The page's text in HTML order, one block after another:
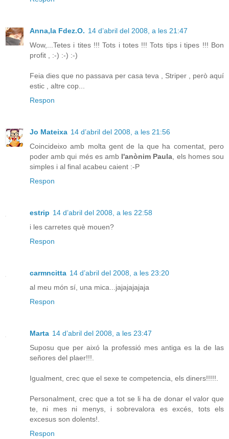
Anna,la Fdez.O. 14 d’abril del 2008, a les 21:47
Wow,...Tetes i tites !!! Tots i totes !!! Tots tips i tipes !!! Bon
profit , :-) :-) :-)
Feia dies que no passava per casa teva , Striper , però aquí
estic , altre cop...
Respon
Jo Mateixa 14 d’abril del 2008, a les 21:56
Coincideixo amb molta gent de la que ha comentat, pero
poder amb qui més es amb l'anònim Paula , els homes sou
simples i al final acabeu caient :-P
Respon
estrip 14 d’abril del 2008, a les 22:58
i les carretes què mouen?
Respon
carmncitta 14 d’abril del 2008, a les 23:20
al meu món sí, una mica...jajajajajaja
Respon
Marta 14 d’abril del 2008, a les 23:47
Suposu que per aixó la professió mes antiga es la de las
señores del plaer!!!.
Igualment, crec que el sexe te competencia, els diners!!!!!.
Personalment, crec que a tot se li ha de donar el valor que
te, ni mes ni menys, i sobrevalora es excés, tots els
excesus son dolents!.
Respon